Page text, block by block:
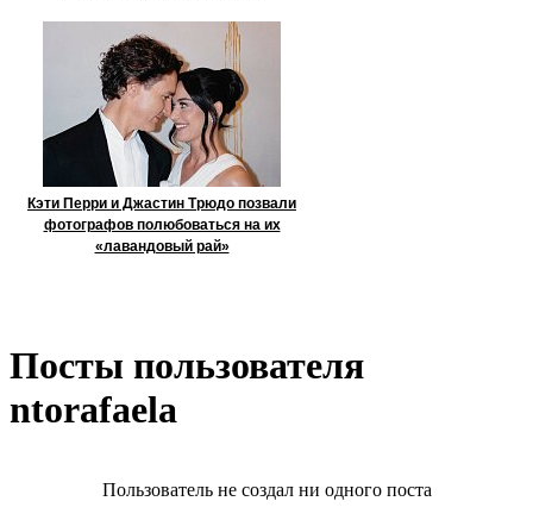
Кэти Перри и Джастин Трюдо позвали
фотографов полюбоваться на их
«лавандовый рай»
Посты пользователя
ntorafaela
Пользователь не создал ни одного поста